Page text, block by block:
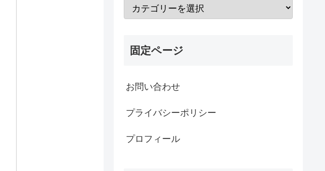
固定ページ
お問い合わせ
プライバシーポリシー
プロフィール